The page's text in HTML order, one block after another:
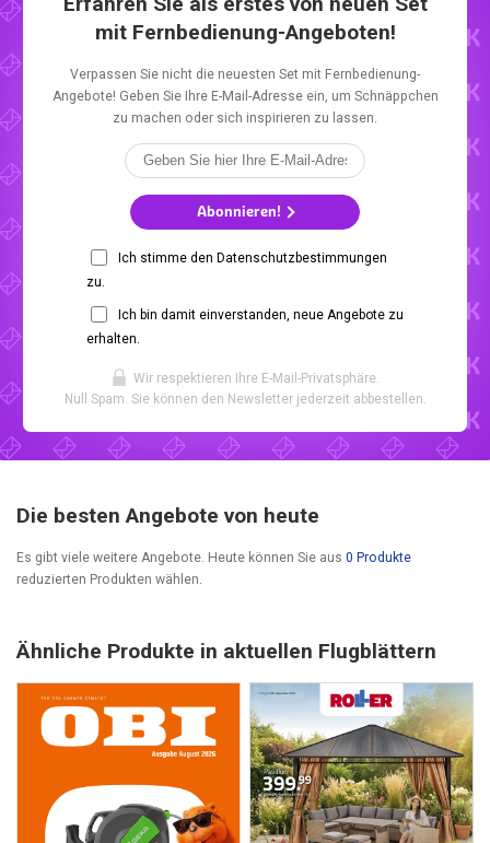
mit Fernbedienung-Angeboten!
Verpassen Sie nicht die neuesten Set mit Fernbedienung-
Angebote! Geben Sie Ihre E-Mail-Adresse ein, um Schnäppchen
zu machen oder sich inspirieren zu lassen.
Abonnieren!
Ich stimme den Datenschutzbestimmungen
zu.
Ich bin damit einverstanden, neue Angebote zu
erhalten.
Wir respektieren Ihre E-Mail-Privatsphäre.
Null Spam. Sie können den Newsletter jederzeit abbestellen.
Die besten Angebote von heute
Es gibt viele weitere Angebote. Heute können Sie aus 0 Produkte
reduzierten Produkten wählen.
Ähnliche Produkte in aktuellen Flugblättern